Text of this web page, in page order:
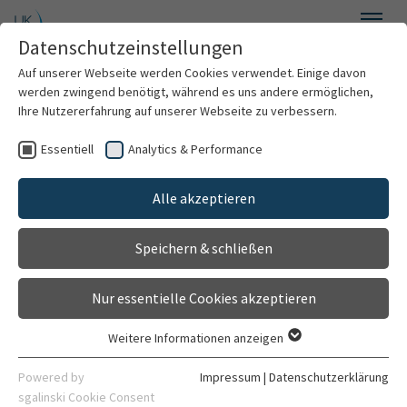
Zum Hauptinhalt springen
Willkommen
Über uns
Für Patienten
Für Ärzte
Hals-, Nasen- und Ohrenklinik
Datenschutzeinstellungen
Auf unserer Webseite werden Cookies verwendet. Einige davon
werden zwingend benötigt, während es uns andere ermöglichen,
Ihre Nutzererfahrung auf unserer Webseite zu verbessern.
Essentiell Analytics & Performance
Alle akzeptieren
Speichern & schließen
Nur essentielle Cookies akzeptieren
Essentielle Cookies werden für grundlegende Funktionen der
Webseite benötigt. Dadurch ist gewährleistet, dass die
Weitere Informationen anzeigen
Powered by
sgalinski Cookie Consent
Impressum | Datenschutzerklärung